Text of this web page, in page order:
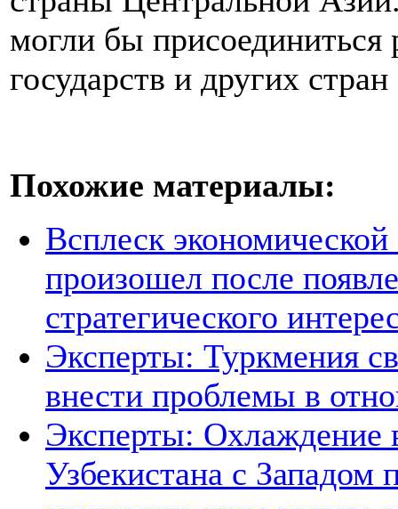
могли бы присоединиться
государств и других
Похожие материалы:
Всплеск
произошел после
стратегического
Эксперты: Туркмения
внести проблемы в
Эксперты: Охлаждение
Узбекистана с